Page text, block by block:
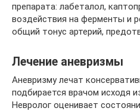
препарата: лабеталол,
воздействия на ферменты и
общий тонус артерий,
Лечение аневризмы
Аневризму лечат
подбирается врачом исходя
Невролог оценивает